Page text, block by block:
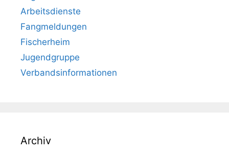
Arbeitsdienste
Fangmeldungen
Fischerheim
Jugendgruppe
Verbandsinformationen
Archiv